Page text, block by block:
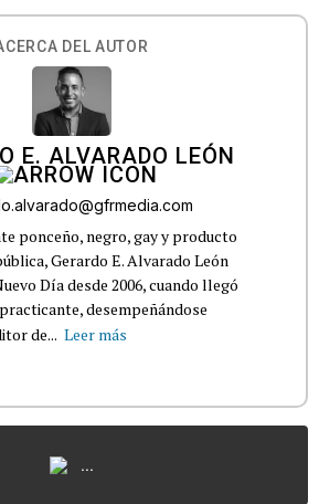
DEL AUTOR
E. ALVARADO LEÓN
ponceño, negro, gay y producto
Gerardo E. Alvarado León
Día desde 2006, cuando llegó
desempeñándose
de... Leer más
...